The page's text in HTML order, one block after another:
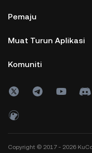
Pemaju
Muat Turun Aplikasi
Komuniti
Copyright © 2017 - 2026